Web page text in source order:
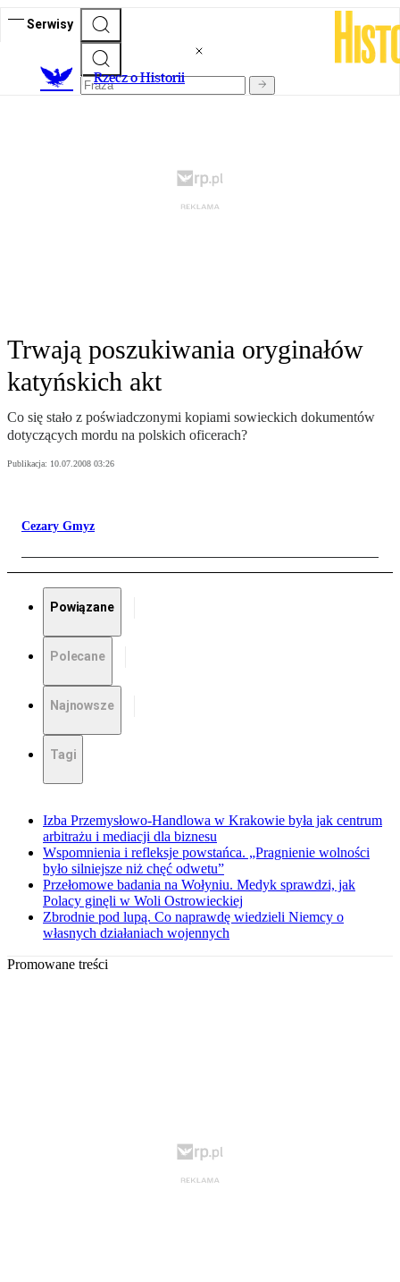
Serwisy
Rzecz o Historii
Trwają poszukiwania oryginałów
katyńskich akt
Co się stało z poświadczonymi kopiami sowieckich dokumentów
dotyczących mordu na polskich oficerach?
Publikacja: 10.07.2008 03:26
Cezary Gmyz
Powiązane
Polecane
Najnowsze
Tagi
Izba Przemysłowo-Handlowa w Krakowie była jak centrum
arbitrażu i mediacji dla biznesu
Wspomnienia i refleksje powstańca. „Pragnienie wolności
było silniejsze niż chęć odwetu”
Przełomowe badania na Wołyniu. Medyk sprawdzi, jak
Polacy ginęli w Woli Ostrowieckiej
Zbrodnie pod lupą. Co naprawdę wiedzieli Niemcy o
własnych działaniach wojennych
Promowane treści